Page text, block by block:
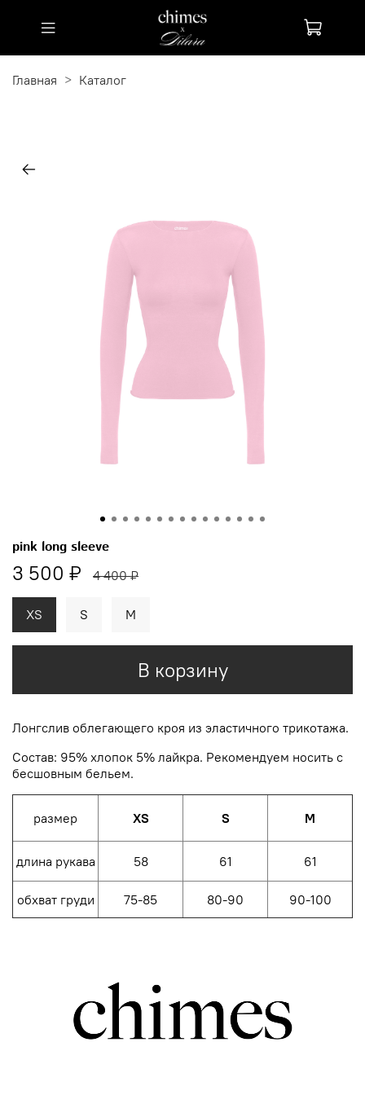
Главная Каталог
pink long sleeve
3 500 ₽ 4 400 ₽
В корзину
XS S M
Лонгслив облегающего кроя из эластичного трикотажа.
Состав: 95% хлопок 5% лайкра. Рекомендуем носить с
бесшовным бельем.
размер XS S M
длина рукава 58 61 61
обхват груди 75-85 80-90 90-100